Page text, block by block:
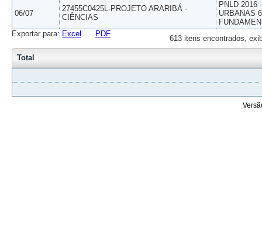
06/07
27455C0425L-PROJETO ARARIBÁ -
CIÊNCIAS
PNLD 2016
URBANAS
613 itens encontrados,
Exportar para: Excel PDF
Total